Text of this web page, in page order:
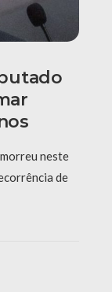
neste
de